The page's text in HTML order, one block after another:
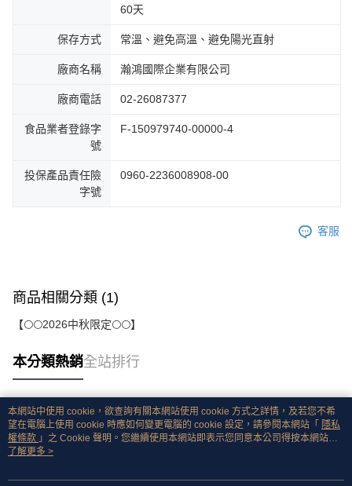
60天
保存方式 常溫、避免高溫、避免陽光直射
廠商名稱 瀚鴻國際企業有限公司
廠商電話 02-26087377
食品業者登錄字
號
F-150979740-00000-4
投保產品責任險
字號
0960-2236008908-00
客服
商品相關分類 (1)
【🌕🌕2026中秋限定🌕🌕】
本分類熱銷全站排行
熱門標籤
本網站中使用 cookie，欲查詢有關本網站使用 cookie 方式之詳情，及若您不希
望在電腦上使用 cookie 時應如何變更電腦的 cookie 設定，請參閱本網站「 隱私
權條款 」之 Cookie 聲明。您繼續使用本網站即表示您同意本公司得按本網站使
用條款之 Cookie 聲明使用 cookie。
了解更多 >